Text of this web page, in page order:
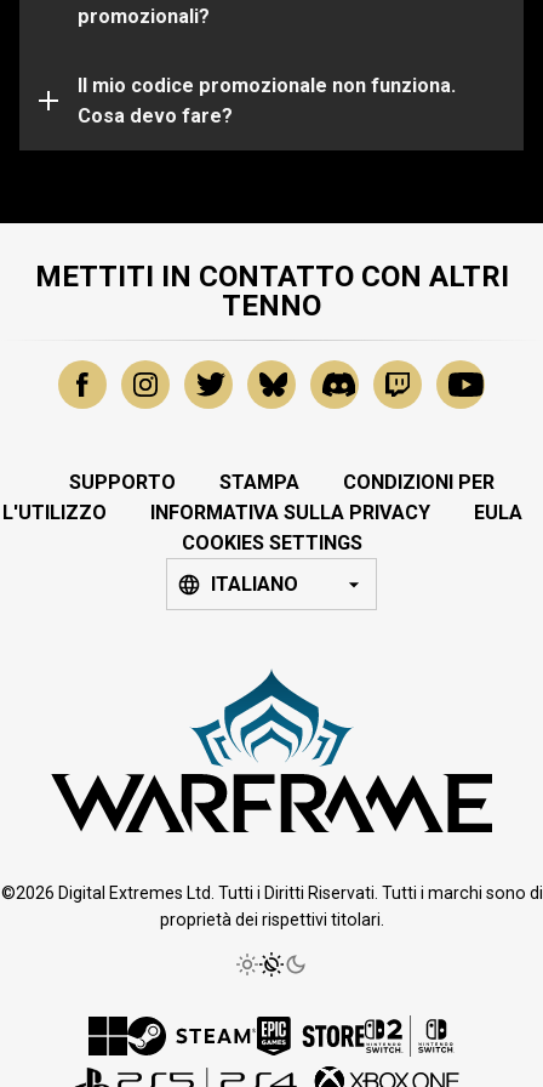
promozionali?
scelta.
Il mio codice promozionale non funziona.
Cosa devo fare?
Il tuo codice promozionale potrebbe essere già
problemi specifici, invia una richiesta al nostroTeam di
Support.
METTITI IN CONTATTO CON ALTRI
TENNO
SUPPORTO STAMPA
CONDIZIONI PER
L'UTILIZZO
INFORMATIVA SULLA PRIVACY
EULA
COOKIES SETTINGS
ITALIANO
©2026 Digital Extremes Ltd. Tutti i Diritti Riservati. Tutti i marchi sono di
proprietà dei rispettivi titolari.